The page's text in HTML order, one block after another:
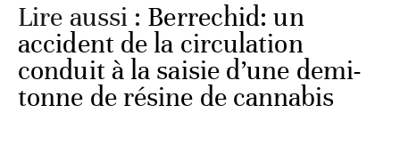
Lire aussi : Berrechid: un
accident de la circulation
conduit à la saisie d’une demi-
tonne de résine de cannabis